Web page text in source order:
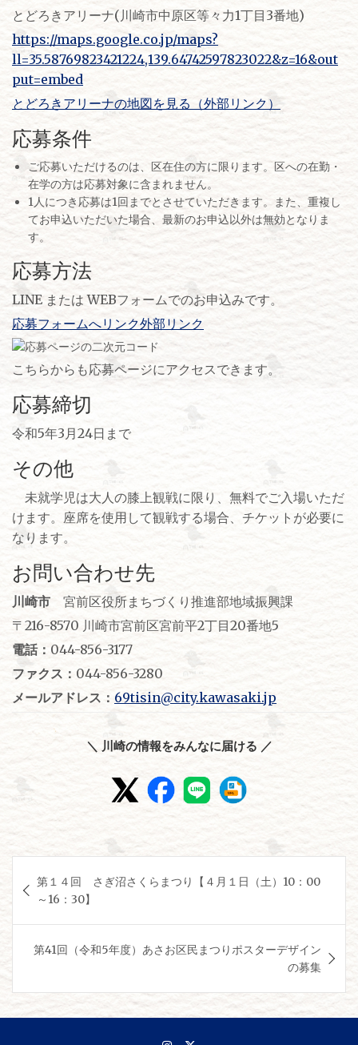
とどろきアリーナ(川崎市中原区等々力1丁目3番地)
https://maps.google.co.jp/maps?
ll=35.58769823421224,139.64742597823022&z=16&out
put=embed
とどろきアリーナの地図を見る（外部リンク）
応募条件
ご応募いただけるのは、区在住の方に限ります。区への在勤・
在学の方は応募対象に含まれません。
1人につき応募は1回までとさせていただきます。また、重複し
てお申込いただいた場合、最新のお申込以外は無効となりま
す。
応募方法
LINE または WEBフォームでのお申込みです。
応募フォームへリンク外部リンク
こちらからも応募ページにアクセスできます。
応募締切
令和5年3月24日まで
その他
未就学児は大人の膝上観戦に限り、無料でご入場いただ
けます。座席を使用して観戦する場合、チケットが必要に
なります。
お問い合わせ先
川崎市 宮前区役所まちづくり推進部地域振興課
〒216-8570 川崎市宮前区宮前平2丁目20番地5
電話： 044-856-3177
ファクス： 044-856-3280
メールアドレス： 69tisin@city.kawasaki.jp
＼ 川崎の情報をみんなに届ける ／
稿
ナ
ー
シ
第１４回 さぎ沼さくらまつり【４月１日（土）10：00
～16：30】
第41回（令和5年度）あさお区民まつりポスターデザイン
の募集